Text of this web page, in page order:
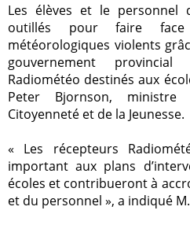
Les élèves et le personnel
outillés pour faire
météorologiques violents
gouvernement
Radiométéo destinés aux
Peter Bjornson,
Citoyenneté et de la Jeunesse.
« Les récepteurs
important aux plans
écoles et contribueront à
et du personnel », a indiqué